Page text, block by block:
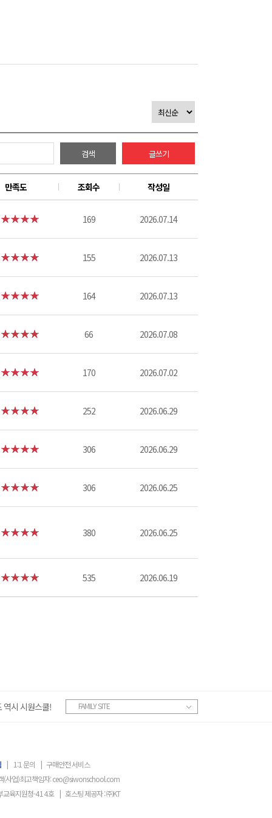
검색 글쓰기
만족도 조회수 작성일
169 2026.07.14
155 2026.07.13
164 2026.07.13
66 2026.07.08
170 2026.07.02
252 2026.06.29
306 2026.06.29
306 2026.06.25
380 2026.06.25
535 2026.06.19
역시 시원스쿨! FAMILY SITE
| 1:1 문의 | 구매안전 서비스
(사업)최고책임자:ceo@siwonschool.com
교육지원청-414호 | 호스팅 제공자 : ㈜KT